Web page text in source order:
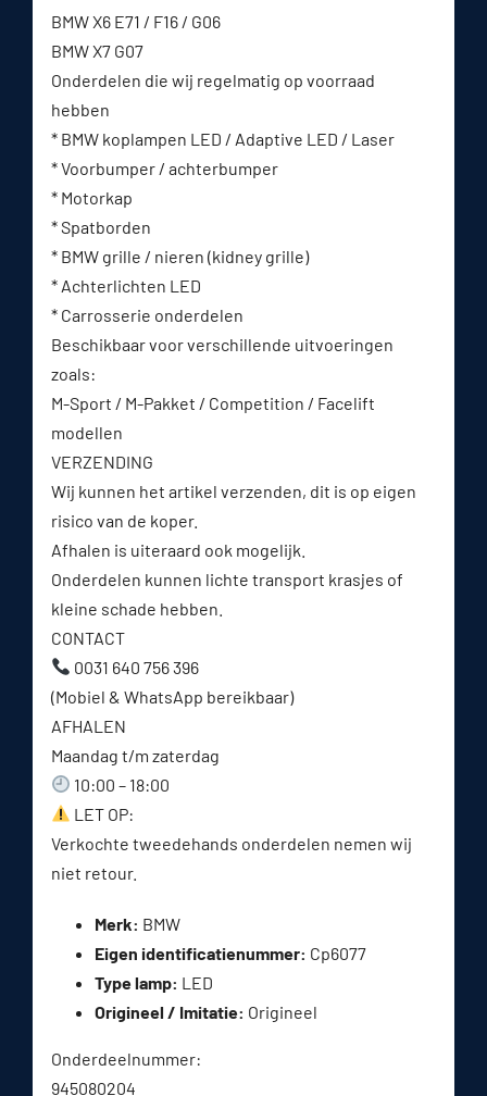
BMW X6 E71 / F16 / G06
BMW X7 G07
Onderdelen die wij regelmatig op voorraad
hebben
* BMW koplampen LED / Adaptive LED / Laser
* Voorbumper / achterbumper
* Motorkap
* Spatborden
* BMW grille / nieren (kidney grille)
* Achterlichten LED
* Carrosserie onderdelen
Beschikbaar voor verschillende uitvoeringen
zoals:
M-Sport / M-Pakket / Competition / Facelift
modellen
VERZENDING
Wij kunnen het artikel verzenden, dit is op eigen
risico van de koper.
Afhalen is uiteraard ook mogelijk.
Onderdelen kunnen lichte transport krasjes of
kleine schade hebben.
CONTACT
0031 640 756 396
(Mobiel & WhatsApp bereikbaar)
AFHALEN
Maandag t/m zaterdag
10:00 – 18:00
LET OP:
Verkochte tweedehands onderdelen nemen wij
niet retour.
Merk: BMW
Eigen identificatienummer: Cp6077
Type lamp: LED
Origineel / Imitatie: Origineel
Onderdeelnummer:
945080204